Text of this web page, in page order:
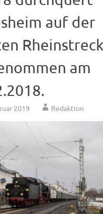
auf der
am
2019 Redaktion